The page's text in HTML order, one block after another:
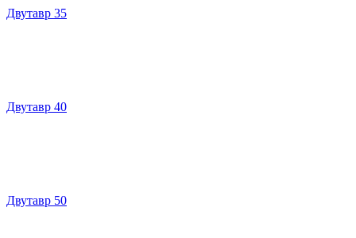
Двутавр 35
Двутавр 40
Двутавр 50